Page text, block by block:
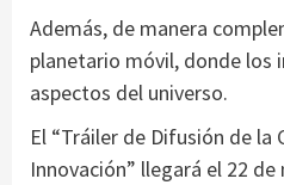
Además, de manera
planetario móvil, donde los
aspectos del universo.
El “Tráiler de Difusión de la
Innovación” llegará el 22